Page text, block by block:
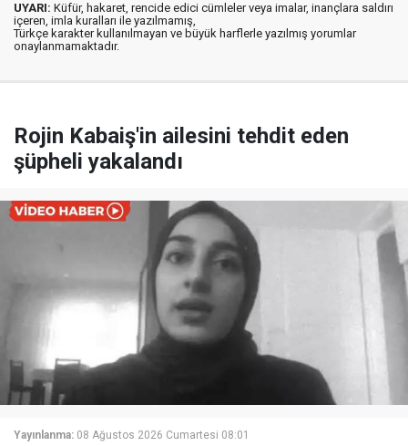
UYARI: Küfür, hakaret, rencide edici cümleler veya imalar, inançlara saldırı
içeren, imla kuralları ile yazılmamış,
Türkçe karakter kullanılmayan ve büyük harflerle yazılmış yorumlar
onaylanmamaktadır.
Rojin Kabaiş'in ailesini tehdit eden
şüpheli yakalandı
Yayınlanma: 08 Ağustos 2026 Cumartesi 08:01